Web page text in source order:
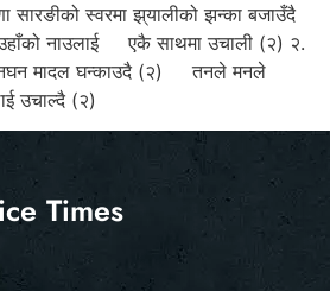
सारङीको स्वरमा झ्‌यालीको झन्का बजाउँदै
नाउलाई एकै साथमा उचाली (२) २.
घनघन मादल घन्काउदै (२) तनले मनले
उचाल्दै (२)
Times